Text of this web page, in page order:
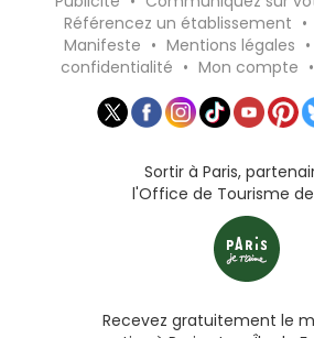
Référencez un établissement •
Manifeste • Mentions légales •
confidentialité • Mon compte •
Sortir à Paris,
l'Office de Tourisme de
Recevez gratuitement le